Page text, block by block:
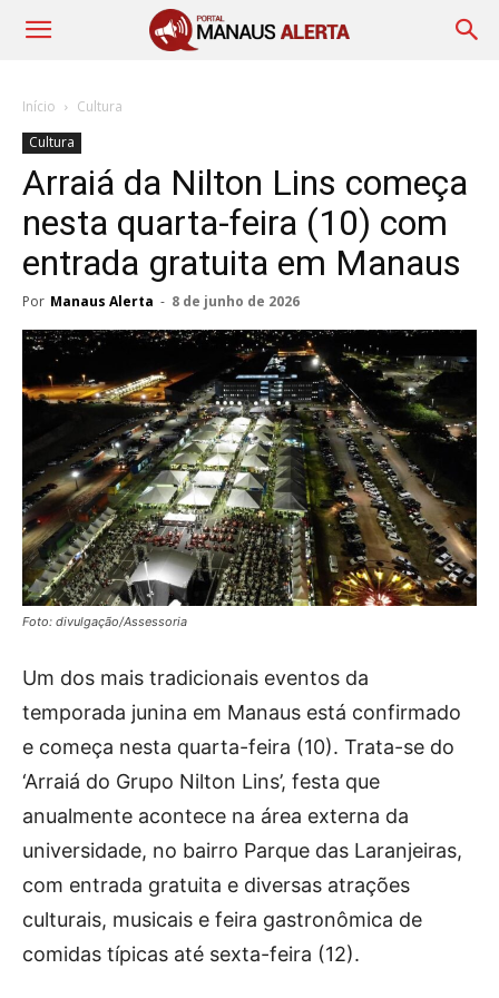
Início
Cultura
Cultura
Arraiá da Nilton Lins começa
nesta quarta-feira (10) com
entrada gratuita em Manaus
Por Manaus Alerta - 8 de junho de 2026
Foto: divulgação/Assessoria
Um dos mais tradicionais eventos da
temporada junina em Manaus está confirmado
e começa nesta quarta-feira (10). Trata-se do
‘Arraiá do Grupo Nilton Lins’, festa que
anualmente acontece na área externa da
universidade, no bairro Parque das Laranjeiras,
com entrada gratuita e diversas atrações
culturais, musicais e feira gastronômica de
comidas típicas até sexta-feira (12).